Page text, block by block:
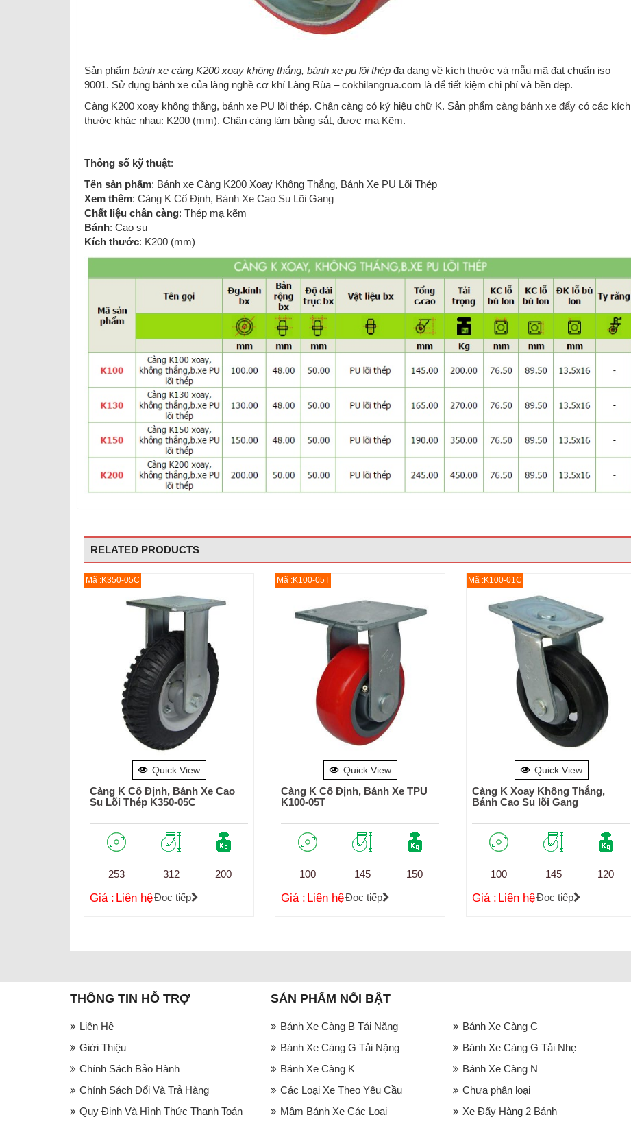
Sản phẩm bánh xe càng K200 xoay không thắng, bánh xe pu lõi thép đa dạng về kích thước và mẫu mã đạt chuẩn iso
9001. Sử dụng bánh xe của làng nghề cơ khí Làng Rùa –cokhilangrua.com là để tiết kiệm chi phí và bền đẹp.
Càng K200 xoay không thắng, bánh xe PU lõi thép. Chân càng có ký hiệu chữ K. Sản phẩm càng bánh xe đẩy có các kích
thước khác nhau: K200 (mm). Chân càng làm bằng sắt, được mạ Kẽm.
Thông số kỹ thuật:
Tên sản phẩm: Bánh xe Càng K200 Xoay Không Thắng, Bánh Xe PU Lõi Thép
Xem thêm: Càng K Cố Định, Bánh Xe Cao Su Lõi Gang
Chất liệu chân càng: Thép mạ kẽm
Bánh: Cao su
Kích thước: K200 (mm)
RELATED PRODUCTS
Mã :K350-05C
Quick View
Càng K Cố Định, Bánh Xe Cao
Su Lõi Thép K350-05C
253 312 200
Giá : Liên hệĐọc tiếp
Mã :K100-05T
Quick View
Càng K Cố Định, Bánh Xe TPU
K100-05T
100 145 150
Giá : Liên hệĐọc tiếp
Mã :K100-01C
Quick View
Càng K Xoay Không Thắng,
Bánh Cao Su lõi Gang
100 145 120
Giá : Liên hệĐọc tiếp
THÔNG TIN HỖ TRỢ
Liên Hệ
Giới Thiệu
Chính Sách Bảo Hành
Chính Sách Đổi Và Trả Hàng
Quy Định Và Hình Thức Thanh Toán
SẢN PHẨM NỔI BẬT
Bánh Xe Càng B Tải Nặng
Bánh Xe Càng C
Bánh Xe Càng G Tải Nặng
Bánh Xe Càng G Tải Nhẹ
Bánh Xe Càng K
Bánh Xe Càng N
Các Loại Xe Theo Yêu Cầu
Chưa phân loại
Mâm Bánh Xe Các Loại
Xe Đẩy Hàng 2 Bánh